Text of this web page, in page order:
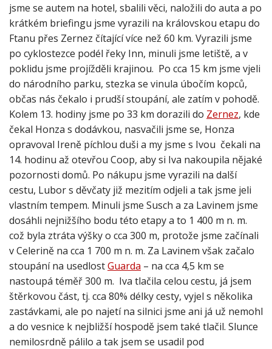
jsme se autem na hotel, sbalili věci, naložili do auta a po
krátkém briefingu jsme vyrazili na královskou etapu do
Ftanu přes Zernez čítající více než 60 km. Vyrazili jsme
po cyklostezce podél řeky Inn, minuli jsme letiště, a v
poklidu jsme projížděli krajinou. Po cca 15 km jsme vjeli
do národního parku, stezka se vinula úbočím kopců,
občas nás čekalo i prudší stoupání, ale zatím v pohodě.
Kolem 13. hodiny jsme po 33 km dorazili do Zernez, kde
čekal Honza s dodávkou, nasvačili jsme se, Honza
opravoval Ireně píchlou duši a my jsme s Ivou čekali na
14. hodinu až otevřou Coop, aby si Iva nakoupila nějaké
pozornosti domů. Po nákupu jsme vyrazili na další
cestu, Lubor s děvčaty již mezitím odjeli a tak jsme jeli
vlastním tempem. Minuli jsme Susch a za Lavinem jsme
dosáhli nejnižšího bodu této etapy a to 1 400 m n. m.
což byla ztráta výšky o cca 300 m, protože jsme začínali
v Celerině na cca 1 700 m n. m. Za Lavinem však začalo
stoupání na usedlostGuarda – na cca 4,5 km se
nastoupá téměř 300 m. Iva tlačila celou cestu, já jsem
štěrkovou část, tj. cca 80% délky cesty, vyjel s několika
zastávkami, ale po najetí na silnici jsme ani já už nemohl
a do vesnice k nejbližší hospodě jsem také tlačil. Slunce
nemilosrdně pálilo a tak jsem se usadil pod